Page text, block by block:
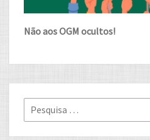
Não aos OGM ocultos!
Pesquisa
for: